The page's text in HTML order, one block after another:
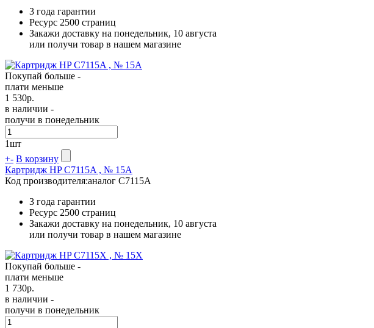
3 года гарантии
Ресурс 2500 страниц
Закажи доставку на понедельник, 10 августа
или получи товар в нашем магазине
Покупай больше -
плати меньше
1 530р.
в наличии -
получи в понедельник
1шт
+- В корзину
Картридж HP C7115A , № 15A
Код производителя:аналог C7115A
3 года гарантии
Ресурс 2500 страниц
Закажи доставку на понедельник, 10 августа
или получи товар в нашем магазине
Покупай больше -
плати меньше
1 730р.
в наличии -
получи в понедельник